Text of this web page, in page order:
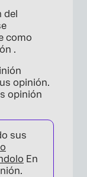
del
como
.
opinión.
opinión
sus
En